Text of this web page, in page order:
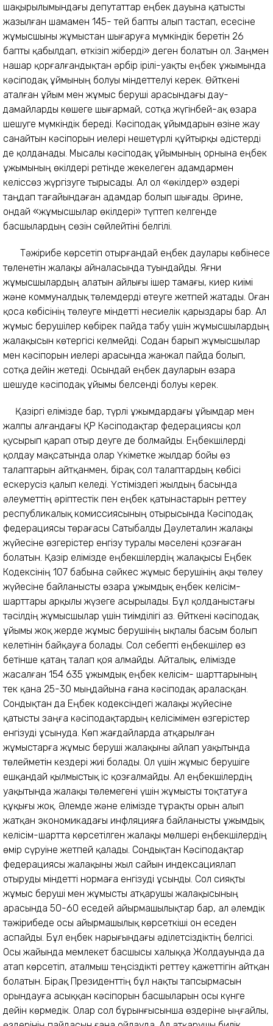
шақырылымындағы депутаттар еңбек дауына қатысты
жазылған шамамен 145- тей бапты алып тастап, есесіне
жұмысшыны жұмыстан шығаруға мүмкіндік беретін 26
бапты қабылдап, өткізіп жіберді» деген болатын ол. Заңмен
нашар қорғалғандықтан әрбір ірілі-уақты еңбек ұжымында
кәсіподақ ұймының болуы міндеттелуі керек. Өйткені
аталған ұйым мен жұмыс беруші арасындағы дау-
дамайларды көшеге шығармай, сотқа жүгінбей-ақ өзара
шешуге мүмкіндік береді. Кәсіподақ ұйымдарын өзіне жау
санайтын кәсіпорын иелері нешетүрлі құйтырқы әдістерді
де қолданады. Мысалы кәсіподақ ұйымының орнына еңбек
ұжымының өкілдері ретінде жекелеген адамдармен
келіссөз жүргізуге тырысады. Ал ол «өкілдер» өздері
таңдап тағайындаған адамдар болып шығады. Әрине,
ондай «жұмысшылар өкілдері» түптеп келгенде
басшылардың сөзін сөйлейтіні белгілі.
Тәжірибе көрсетіп отырғандай еңбек даулары көбінесе
төленетін жалақы айналасында туындайды. Яғни
жұмысшылардың алатын айлығы ішер тамағы, киер киімі
және коммуналдық төлемдерді өтеуге жетпей жатады. Оған
қоса көбісінің төлеуге міндетті несиелік қарыздары бар. Ал
жұмыс берушілер көбірек пайда табу үшін жұмысшылардың
жалақысын көтергісі келмейді. Содан барып жұмысшылар
мен кәсіпорын иелері арасында жанжал пайда болып,
сотқа дейін жетеді. Осындай еңбек дауларын өзара
шешуде кәсіподақ ұйымы белсенді болуы керек.
Қазіргі елімізде бар, түрлі ұжымдардағы ұйымдар мен
жалпы алғандағы ҚР Кәсіподақтар федерациясы қол
қусырып қарап отыр деуге де болмайды. Еңбекшілерді
қолдау мақсатында олар Үкіметке жылдар бойы өз
талаптарын айтқанмен, бірақ сол талаптардың көбісі
ескерусіз қалып келеді. Үстіміздегі жылдың басында
әлеуметтің әріптестік пен еңбек қатынастарын реттеу
республикалық комиссиясының отырысында Кәсіподақ
федерациясы төрағасы Сатыбалды Дәулеталин жалақы
жүйесіне өзгерістер енгізу туралы мәселені қозғаған
болатын. Қазір елімізде еңбекшілердің жалақысы Еңбек
Кодексінің 107 бабына сәйкес жұмыс берушінің ақы төлеу
жүйесіне байланысты өзара ұжымдық еңбек келісім-
шарттары арқылы жүзеге асырылады. Бұл қолданыстағы
тәсілдің жұмысшылар үшін тиімділігі аз. Өйткені кәсіподақ
ұйымы жоқ жерде жұмыс берушінің ықпалы басым болып
келетінін байқауға болады. Сол себепті еңбекшілер өз
бетінше қатаң талап қоя алмайды. Айталық, елімізде
жасалған 154 635 ұжымдық еңбек келісім- шарттарының
тек қана 25-30 мыңдайына ғана кәсіподақ араласқан.
Сондықтан да Еңбек кодексіндегі жалақы жүйесіне
қатысты заңға кәсіподақтардың келісімімен өзгерістер
енгізуді ұсынуда. Көп жағдайларда атқарылған
жұмыстарға жұмыс беруші жалақыны айлап уақытында
төлейметін кездері жиі болады. Ол үшін жұмыс берушіге
ешқандай қылмыстық іс қозғалмайды. Ал еңбекшілердің
уақытында жалақы төлемегені үшін жұмысты тоқтатуға
құқығы жоқ. Әлемде және елімізде тұрақты орын алып
жатқан экономикадағы инфляцияға байланысты ұжымдық
келісім-шартта көрсетілген жалақы мөлшері еңбекшілердің
өмір сүруіне жетпей қалады. Сондықтан Кәсіподақтар
федерациясы жалақыны жыл сайын индексациялап
отыруды міндетті нормаға енгізуді ұсынды. Сол сияқты
жұмыс беруші мен жұмысты атқарушы жалақысының
арасында 50-60 еседей айырмашылықтар бар, ал әлемдік
тәжірибеде осы айырмашылық көрсеткіші он еседен
аспайды. Бұл еңбек нарығындағы әділетсіздіктің белгісі.
Осы жайында мемлекет басшысы халыққа Жолдауында да
атап көрсетіп, аталмыш теңсіздікті реттеу қажеттігін айтқан
болатын. Бірақ Президенттің бұл нақты тапсырмасын
орындауға асыққан кәсіпорын басшыларын осы күнге
дейін көрмедік. Олар сол бұрынғысынша өздеріне ыңғайлы,